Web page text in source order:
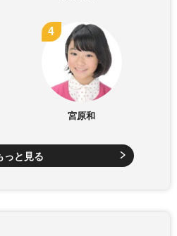
宮原和
っと見る